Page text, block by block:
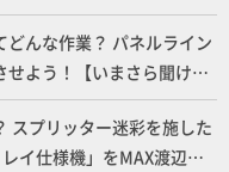
ト FINAL」
んな作業？ パネルライン
よう！【いまさら聞けな
彫りとパネルライン】
スプリッター迷彩を施した
イ仕様機」をMAX渡辺が